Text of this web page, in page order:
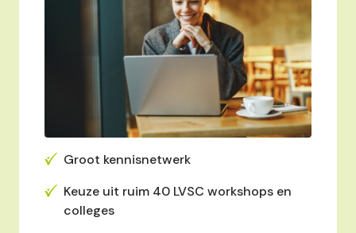
Groot kennisnetwerk
Keuze uit ruim 40 LVSC workshops en
colleges